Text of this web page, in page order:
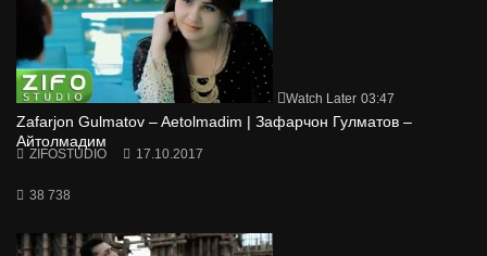
Watch Later 03:47
Zafarjon Gulmatov – Aetolmadim | Зафарчон Гулматов –
Айтолмадим
ZIFOSTUDIO 17.10.2017
38 738